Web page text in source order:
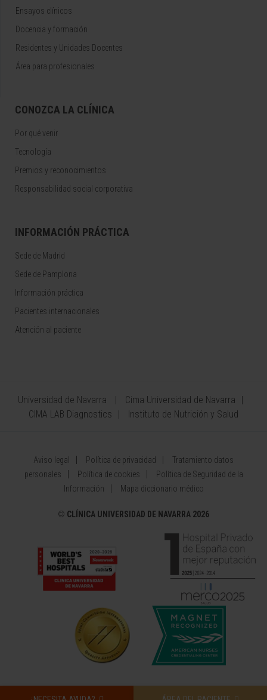
Ensayos clínicos
Docencia y formación
Residentes y Unidades Docentes
Área para profesionales
CONOZCA LA CLÍNICA
Por qué venir
Tecnología
Premios y reconocimientos
Responsabilidad social corporativa
INFORMACIÓN PRÁCTICA
Sede de Madrid
Sede de Pamplona
Información práctica
Pacientes internacionales
Atención al paciente
Universidad de Navarra
Cima Universidad de Navarra
CIMA LAB Diagnostics
Instituto de Nutrición y Salud
Aviso legal Política de privacidad
Tratamiento datos
personales
Política de cookies
Política de Seguridad de la
Información
Mapa diccionario médico
© CLÍNICA UNIVERSIDAD DE NAVARRA 2026